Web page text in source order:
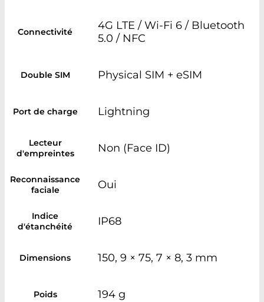
Connectivité
4G LTE / Wi-Fi 6 / Bluetooth
5.0 / NFC
Double SIM Physical SIM + eSIM
Port de charge Lightning
Lecteur
d'empreintes
Non (Face ID)
Reconnaissance
faciale
Oui
Indice
d'étanchéité
IP68
Dimensions 150, 9 × 75, 7 × 8, 3 mm
Poids 194 g